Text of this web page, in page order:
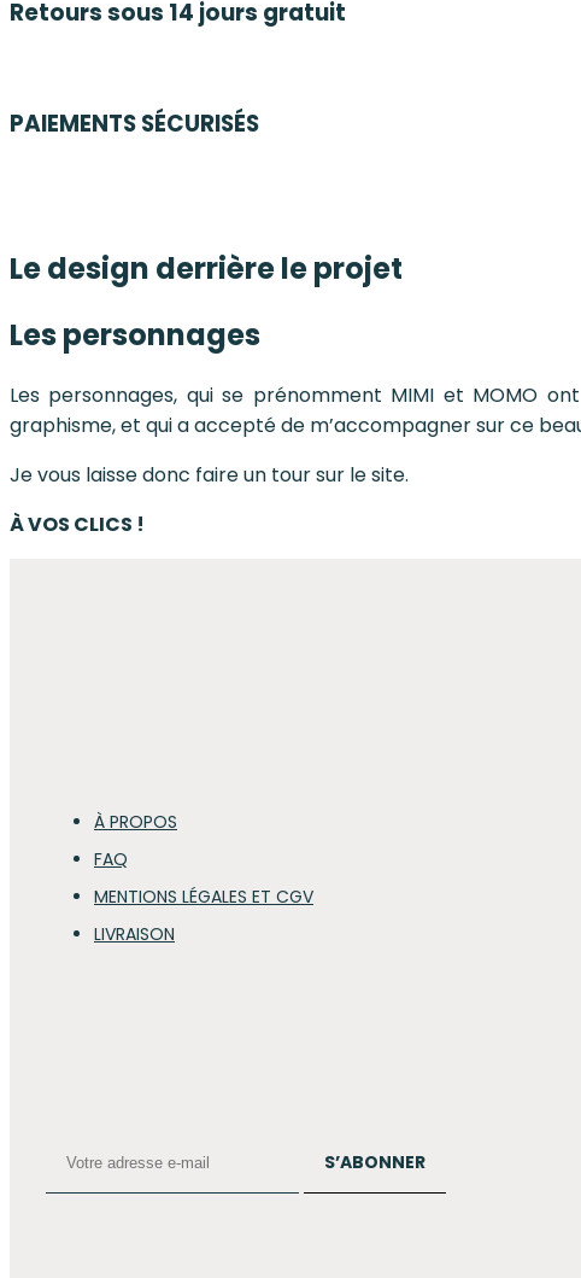
Retours sous 14 jours gratuit
PAIEMENTS SÉCURISÉS
Le design derrière le projet
Les personnages
Les personnages, qui se prénomment MIMI et MOMO
graphisme, et qui a accepté de m’accompagner sur ce
Je vous laisse donc faire un tour sur le site.
À VOS CLICS !
À PROPOS
FAQ
MENTIONS LÉGALES ET CGV
LIVRAISON
S’ABONNER